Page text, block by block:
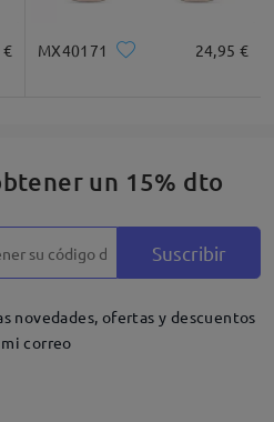
del Producto
€ MX40171 24,95 €
un 15% dto
Suscribir
novedades, ofertas y descuentos
correo